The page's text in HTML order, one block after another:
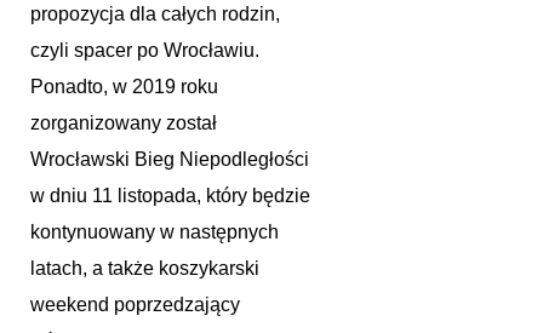
propozycja dla całych rodzin,
czyli spacer po Wrocławiu.
Ponadto, w 2019 roku
zorganizowany został
Wrocławski Bieg Niepodległości
w dniu 11 listopada, który będzie
kontynuowany w następnych
latach, a także koszykarski
weekend poprzedzający